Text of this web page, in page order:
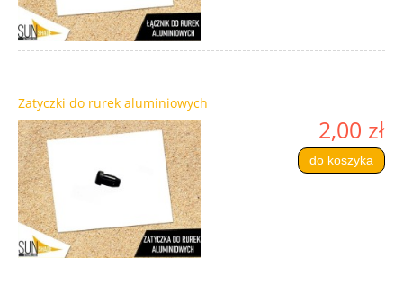
Zatyczki do rurek aluminiowych
2,00 zł
do koszyka